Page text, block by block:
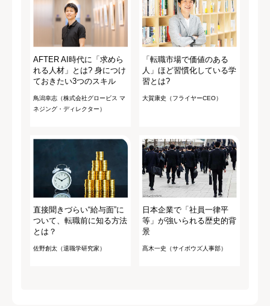
AFTER AI時代に「求めら
れる人材」とは? 身につけ
ておきたい3つのスキル
鳥潟幸志（株式会社グロービス マ
ネジング・ディレクター）
「転職市場で価値のある
人」ほど習慣化している学
習とは?
大賀康史（フライヤーCEO）
直接聞きづらい“給与面”に
ついて、転職前に知る方法
とは？
佐野創太（退職学研究家）
日本企業で「社員一律平
等」が強いられる歴史的背
景
髙木一史（サイボウズ人事部）